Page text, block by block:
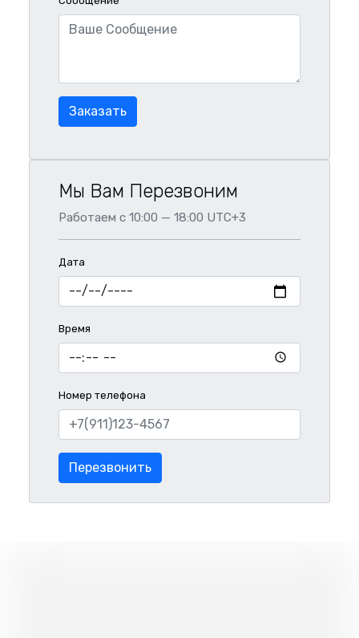
Заказать
Мы Вам Перезвоним
Работаем с 10:00 — 18:00 UTC+3
Дата
Время
Номер телефона
Перезвонить